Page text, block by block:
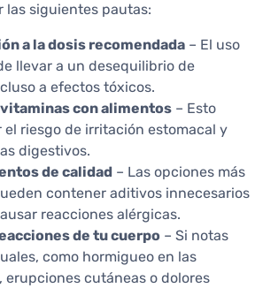
las siguientes pautas:
a la dosis recomendada – El uso
llevar a un desequilibrio de
a efectos tóxicos.
con alimentos – Esto
riesgo de irritación estomacal y
digestivos.
de calidad – Las opciones más
contener aditivos innecesarios
reacciones alérgicas.
de tu cuerpo – Si notas
como hormigueo en las
erupciones cutáneas o dolores